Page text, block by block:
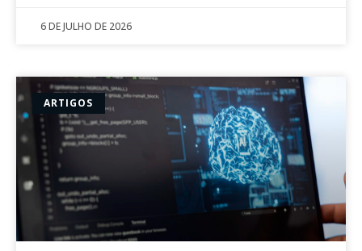
6 DE JULHO DE 2026
ARTIGOS